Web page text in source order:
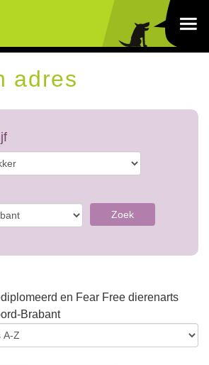
adres
Zoek
en Fear Free dierenarts
Brabant